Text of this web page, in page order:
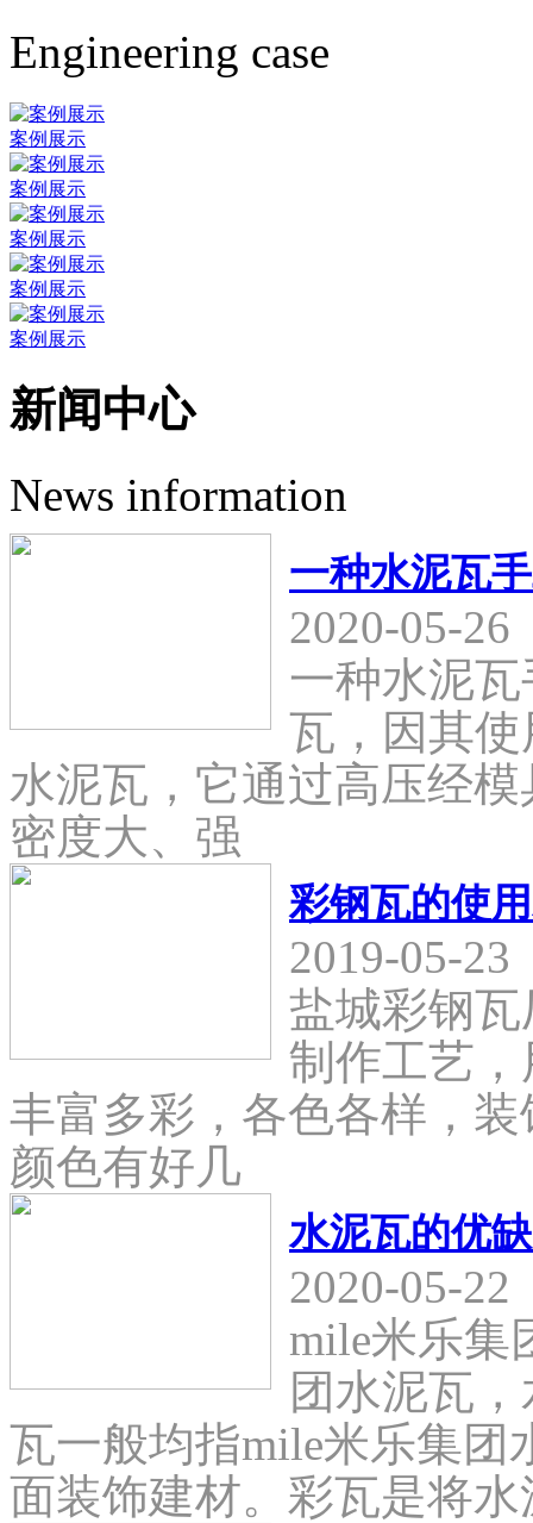
Engineering case
案例展示
案例展示
案例展示
案例展示
案例展示
新闻中心
News information
一种水泥瓦
2020-05-26
一种水泥
瓦，因其
水泥瓦，它通过高压经
密度大、强
彩钢瓦的使
2019-05-23
盐城彩钢
制作工艺
丰富多彩，各色各样，
颜色有好几
水泥瓦的优
2020-05-22
mile米乐集
团水泥瓦
瓦一般均指mile米乐集团
面装饰建材。彩瓦是将